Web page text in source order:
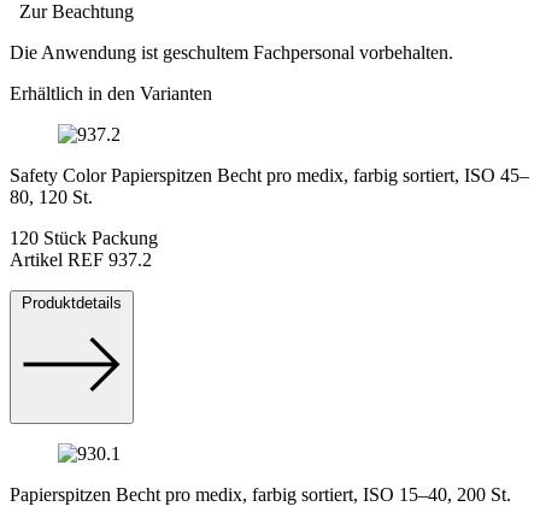
Zur Beachtung
Die Anwendung ist geschultem Fachpersonal vorbehalten.
Erhältlich in den Varianten
Safety Color Papierspitzen Becht pro medix, farbig sortiert, ISO 45–
80, 120 St.
120 Stück Packung
Artikel REF 937.2
Produktdetails
Papierspitzen Becht pro medix, farbig sortiert, ISO 15–40, 200 St.